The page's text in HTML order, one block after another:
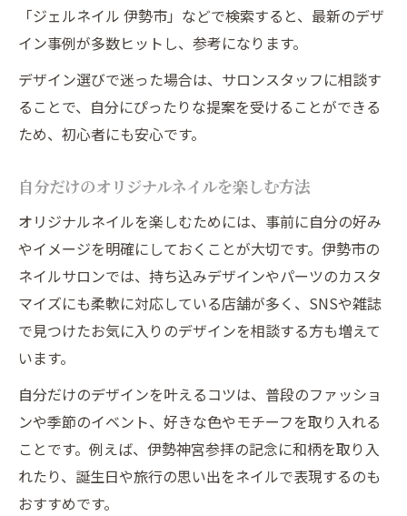
「ジェルネイル 伊勢市」などで検索すると、最新のデザ
イン事例が多数ヒットし、参考になります。
デザイン選びで迷った場合は、サロンスタッフに相談す
ることで、自分にぴったりな提案を受けることができる
ため、初心者にも安心です。
自分だけのオリジナルネイルを楽しむ方法
オリジナルネイルを楽しむためには、事前に自分の好み
やイメージを明確にしておくことが大切です。伊勢市の
ネイルサロンでは、持ち込みデザインやパーツのカスタ
マイズにも柔軟に対応している店舗が多く、SNSや雑誌
で見つけたお気に入りのデザインを相談する方も増えて
います。
自分だけのデザインを叶えるコツは、普段のファッショ
ンや季節のイベント、好きな色やモチーフを取り入れる
ことです。例えば、伊勢神宮参拝の記念に和柄を取り入
れたり、誕生日や旅行の思い出をネイルで表現するのも
おすすめです。